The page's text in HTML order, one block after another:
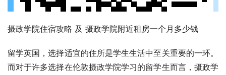
摄政学院住宿攻略 及 摄政学院附近租房一个月多少钱
留学英国，选择适宜的住所是学生生活中至关重要的一环。
而对于许多选择在伦敦摄政学院学习的留学生而言，摄政学